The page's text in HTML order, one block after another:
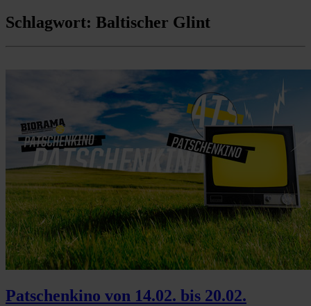
Schlagwort: Baltischer Glint
Patschenkino von 14.02. bis 20.02.